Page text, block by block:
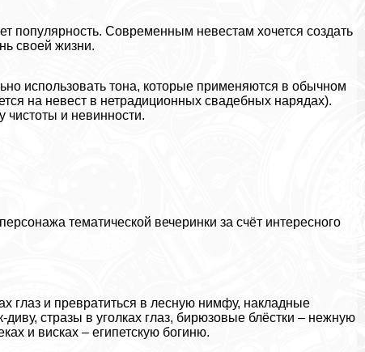
популярность. Современным невестам хочется создать
своей жизни.
использовать тона, которые применяются в обычном
на невест в нетрадиционных свадебных нарядах).
чистоты и невинности.
тематической вечеринки за счёт интересного
глаз и превратиться в лесную нимфу, накладные
стразы в уголках глаз, бирюзовые блёстки – нежную
и висках – египетскую богиню.